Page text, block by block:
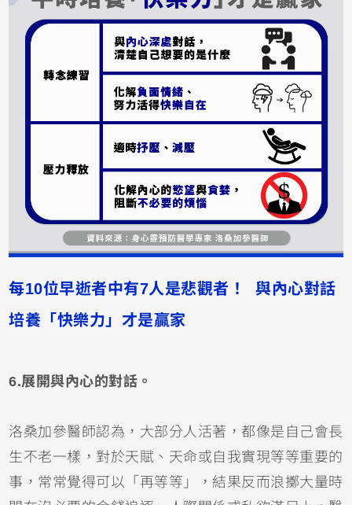
每10位早逝者中有7人是悲觀者！ 與內心對話
培養「快樂力」才是贏家
6.展開與內心的對話。
洛桑加參醫師認為，大部分人活著，都像是自己會長
生不老一樣，對於天賦、天命或自我實現等等重要的
事，常常覺得可以「再等等」，結果反而浪擲大量時